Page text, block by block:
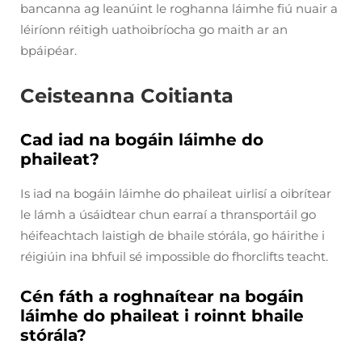
bancanna ag leanúint le roghanna láimhe fiú nuair a
léiríonn réitigh uathoibríocha go maith ar an
bpáipéar.
Ceisteanna Coitianta
Cad iad na bogáin láimhe do
phaileat?
Is iad na bogáin láimhe do phaileat uirlisí a oibrítear
le lámh a úsáidtear chun earraí a thransportáil go
héifeachtach laistigh de bhaile stórála, go háirithe i
réigiúin ina bhfuil sé impossible do fhorclifts teacht.
Cén fáth a roghnaítear na bogáin
láimhe do phaileat i roinnt bhaile
stórála?